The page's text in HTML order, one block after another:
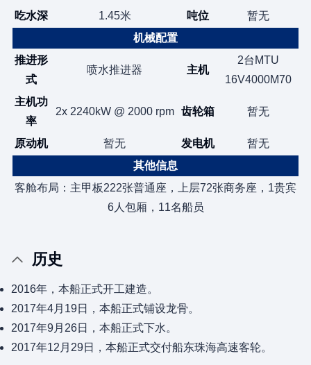
吃水深 1.45米 吨位
暂无
机械配置
推进形
式
喷水推进器 主机
2台MTU
16V4000M70
主机功
率
2x 2240kW @ 2000 rpm 齿轮箱 暂无
原动机 暂无 发电机
暂无
其他信息
客舱布局：主甲板222张普通座，上层72张商务座，1贵宾
6人包厢，11名船员
历史
2016年，本船正式开工建造。
2017年4月19日，本船正式铺设龙骨。
2017年9月26日，本船正式下水。
2017年12月29日，本船正式交付船东珠海高速客轮。